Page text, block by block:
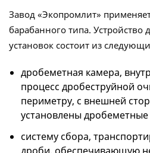
Завод «Экопромлит»
барабанного типа.
установок состоит из
дробеметная камера,
процесс дробеструйной
периметру, с внешней
установлены
систему сбора,